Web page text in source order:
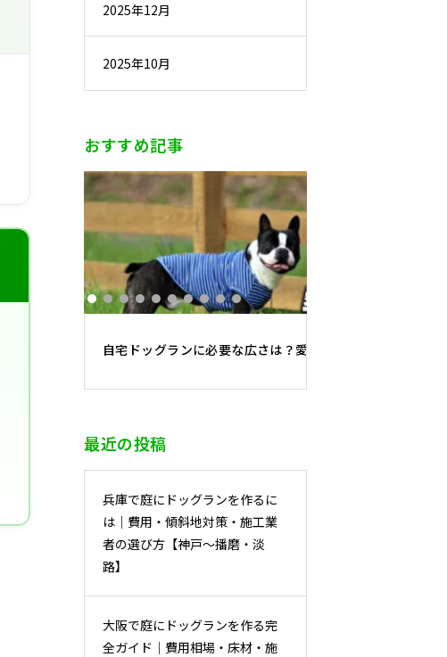
2025年12月
2025年10月
おすすめ記事
自宅ドッグランに必要な広さは？愛犬の大きさ別・最適面
最近の投稿
兵庫で庭にドッグランを作るに
は｜費用・傾斜地対策・施工業
者の選び方【神戸〜播磨・淡
路】
大阪で庭にドッグランを作る完
全ガイド｜費用相場・床材・施